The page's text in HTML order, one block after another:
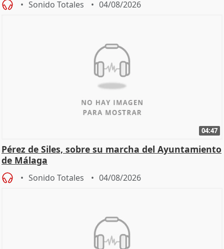
Sonido Totales 04/08/2026
04:47
Pérez de Siles, sobre su marcha del Ayuntamiento
de Málaga
Sonido Totales 04/08/2026